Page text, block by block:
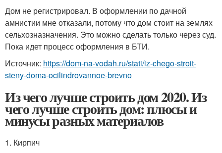
Дом не регистрировал. В оформлении по дачной
амнистии мне отказали, потому что дом стоит на землях
сельхозназначения. Это можно сделать только через суд.
Пока идет процесс оформления в БТИ.
Источник: https://dom-na-vodah.ru/stati/iz-chego-stroit-
steny-doma-ocilindrovannoe-brevno
Из чего лучше строить дом 2020. Из
чего лучше строить дом: плюсы и
минусы разных материалов
1. Кирпич